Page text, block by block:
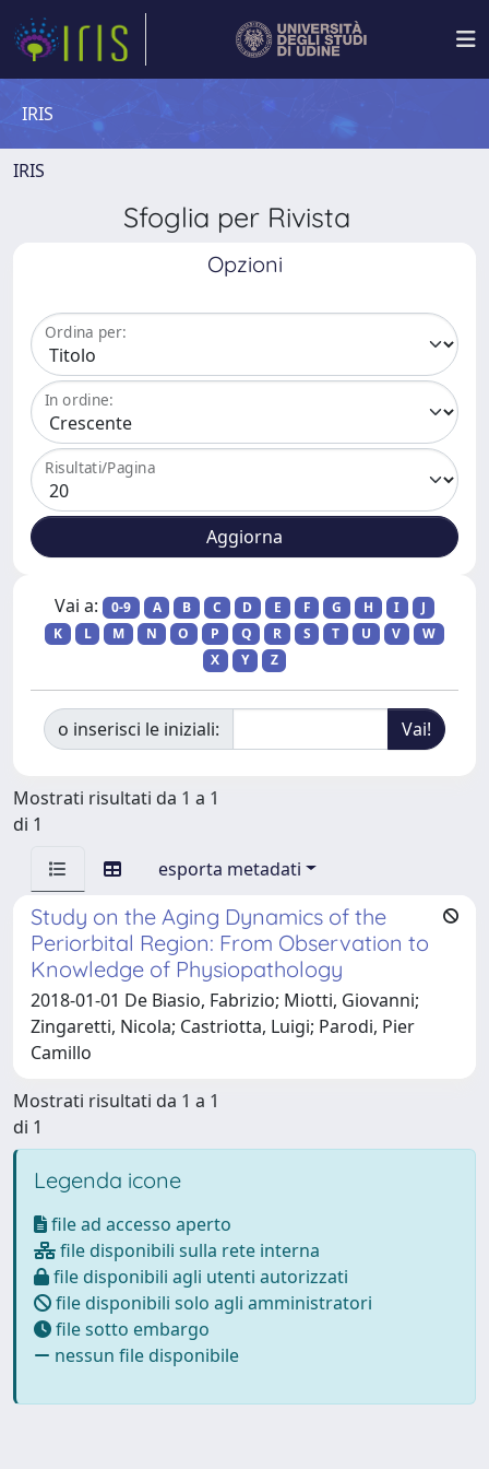
IRIS
IRIS
Sfoglia per Rivista
Opzioni
Ordina per:
In ordine:
Risultati/Pagina
Vai a: 0-9 A B C D E F G H I
J
K
L M N O P Q R S T U V
W
X
Y Z
o inserisci le iniziali:
Mostrati risultati da 1 a 1
di 1
esporta metadati
Study on the Aging Dynamics of the
Periorbital Region: From Observation to
Knowledge of Physiopathology
2018-01-01 De Biasio, Fabrizio; Miotti, Giovanni;
Zingaretti, Nicola; Castriotta, Luigi; Parodi, Pier
Camillo
Mostrati risultati da 1 a 1
di 1
Legenda icone
file ad accesso aperto
file disponibili sulla rete interna
file disponibili agli utenti autorizzati
file disponibili solo agli amministratori
file sotto embargo
nessun file disponibile